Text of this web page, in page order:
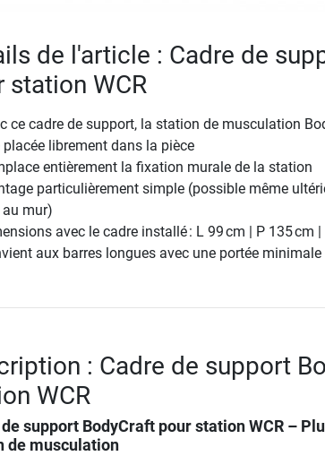
de l'article : Cadre de
station WCR
ce cadre de support, la station de musculation
placée librement dans la pièce
entièrement la fixation murale de la station
particulièrement simple (possible même
mur)
avec le cadre installé : L 99 cm | P 135 cm |
aux barres longues avec une portée minimale
: Cadre de support
WCR
support BodyCraft pour station WCR–
de musculation